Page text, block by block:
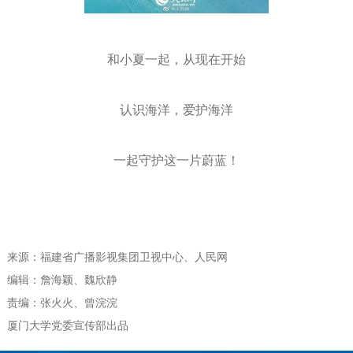
和小夏一起，从现在开始
认识海洋，爱护海洋
一起守护这一片蔚蓝！
来源：福建省广播影视集团卫视中心、人民网
编辑：詹海颖、魏欣静
责编：张火火、曾浣浣
厦门大学党委宣传部出品